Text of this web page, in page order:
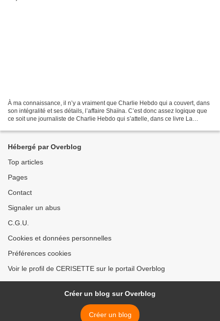
À ma connaissance, il n’y a vraiment que Charlie Hebdo qui a couvert, dans
son intégralité et ses détails, l’affaire Shaïna. C’est donc assez logique que
ce soit une journaliste de Charlie Hebdo qui s’attelle, dans ce livre La
Hébergé par Overblog
Top articles
Pages
Contact
Signaler un abus
C.G.U.
Cookies et données personnelles
Préférences cookies
Voir le profil de CERISETTE sur le portail Overblog
Créer un blog sur Overblog
Créer un blog